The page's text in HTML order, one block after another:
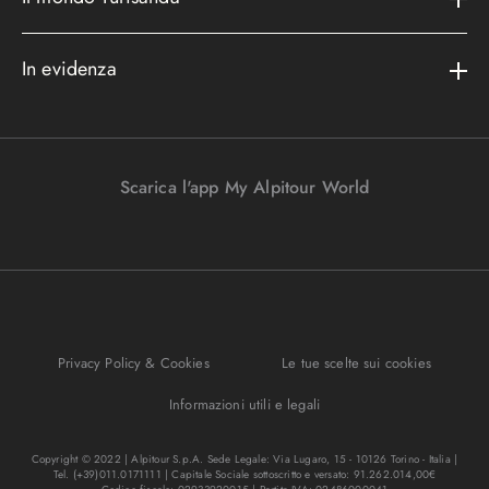
Area riservata
Convenzioni
Viaggi Incentive
Metodi di pagamento
I nostri partners
Viaggi di nozze
Destinazione cambiamento
In evidenza
Scarica l'app My Alpitour World
Privacy Policy & Cookies
Le tue scelte sui cookies
Informazioni utili e legali
Copyright © 2022 | Alpitour S.p.A. Sede Legale: Via Lugaro, 15 - 10126 Torino - Italia |
Tel. (+39)011.0171111 | Capitale Sociale sottoscritto e versato: 91.262.014,00€